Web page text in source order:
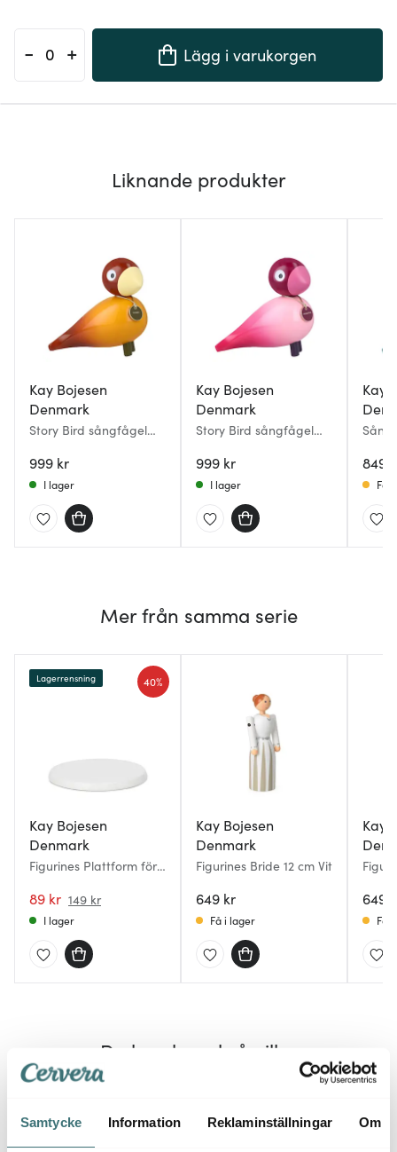
Samtycke Information Reklaminställningar Om
- + Lägg i varukorgen
Liknande produkter
Kay Bojesen
Denmark
Story Bird sångfågel
999 kr
I lager
Kay Bojesen
Denmark
Story Bird sångfågel
999 kr
I lager
Kay
849
Få
Mer från samma serie
Kay Bojesen
Denmark
Figurines Plattform för
89 kr 149 kr
40%
Lagerrensning
I lager
Kay Bojesen
Denmark
Figurines Bride 12 cm Vit
649 kr
Få i lager
Kay
649
Få
Du kanske också gillar